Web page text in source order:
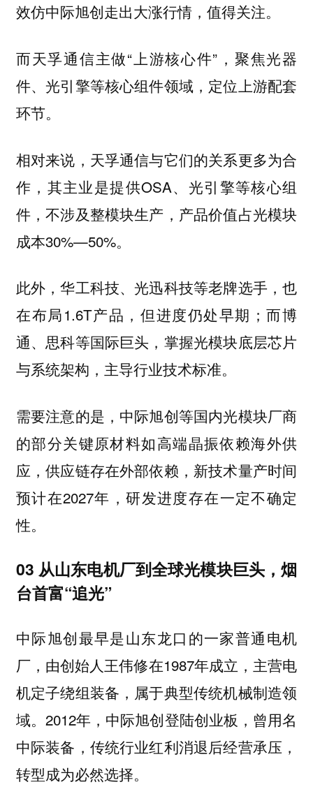
效仿中际旭创走出大涨行情，值得关注。
而天孚通信主做“上游核心件”，聚焦光器
件、光引擎等核心组件领域，定位上游配套
环节。
相对来说，天孚通信与它们的关系更多为合
作，其主业是提供OSA、光引擎等核心组
件，不涉及整模块生产，产品价值占光模块
成本30%—50%。
此外，华工科技、光迅科技等老牌选手，也
在布局1.6T产品，但进度仍处早期；而博
通、思科等国际巨头，掌握光模块底层芯片
与系统架构，主导行业技术标准。
需要注意的是，中际旭创等国内光模块厂商
的部分关键原材料如高端晶振依赖海外供
应，供应链存在外部依赖，新技术量产时间
预计在2027年，研发进度存在一定不确定
性。
03 从山东电机厂到全球光模块巨头，烟
台首富“追光”
中际旭创最早是山东龙口的一家普通电机
厂，由创始人王伟修在1987年成立，主营电
机定子绕组装备，属于典型传统机械制造领
域。2012年，中际旭创登陆创业板，曾用名
中际装备，传统行业红利消退后经营承压，
转型成为必然选择。